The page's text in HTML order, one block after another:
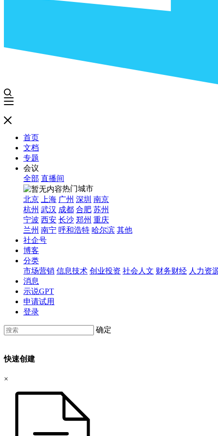
首页
文档
专题
会议
全部 直播间
热门城市
北京
上海 广州 深圳 南京
杭州 武汉 成都 合肥 苏州
宁波 西安 长沙 郑州 重庆
兰州 南宁 呼和浩特 哈尔滨 其他
社企号
博客
分类
市场营销 信息技术 创业投资 社会人文 财务财经 人力资
消息
示说GPT
申请试用
登录
确定
快速创建
×